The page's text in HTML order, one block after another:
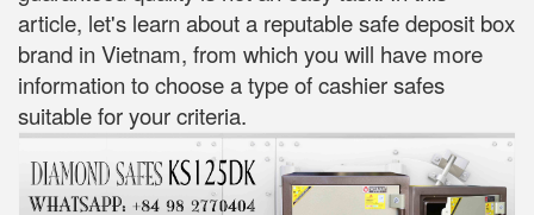
article, let's learn about a reputable safe deposit box
brand in Vietnam, from which you will have more
information to choose a type of cashier safes
suitable for your criteria.